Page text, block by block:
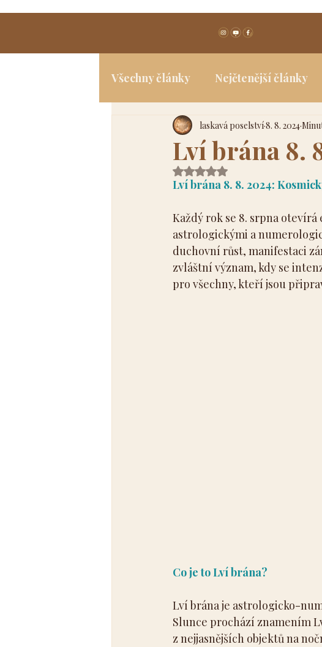
Všechny články Nejčtenější články
Spiritualita Jóga a tělo
Lví brána 8.
laskavá poselství8. 8. 2024
Hodnoceno NaN z 5 hvězdiček.
Lví brána 8. 8. 2024:
Každý rok se 8. srpna
astrologickými a
duchovní růst, manifestaci
zvláštní význam, kdy se
pro všechny, kteří jsou
Co je to Lví brána?
Lví brána je astrologicko-
Slunce prochází znamením
z nejjasnějších objektů na